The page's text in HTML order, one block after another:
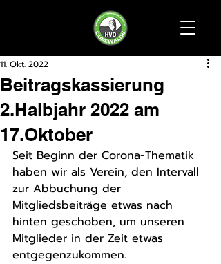
Beitragskassierung
2.Halbjahr 2022 am
17.Oktober
11. Okt. 2022
Seit Beginn der Corona-Thematik
haben wir als Verein, den Intervall
zur Abbuchung der
Mitgliedsbeiträge etwas nach
hinten geschoben, um unseren
Mitglieder in der Zeit etwas
entgegenzukommen.